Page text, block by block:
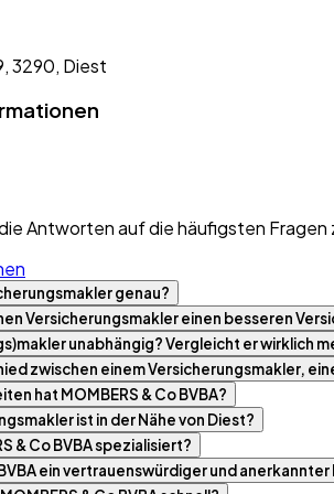
3290, Diest
Antworten auf die häufigsten Fragen
genau?
Versicherungsmakler einen besseren
unabhängig? Vergleicht er wirklich
zwischen einem Versicherungsmakler,
hat MOMBERS & Co BVBA?
ist in der Nähe von Diest?
& Co BVBA spezialisiert?
ein vertrauenswürdiger und